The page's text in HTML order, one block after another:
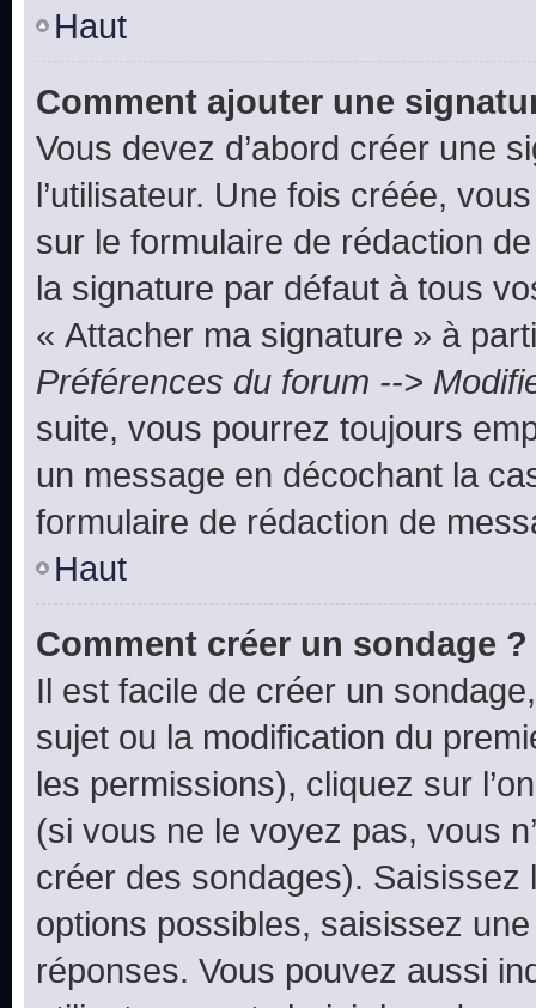
Haut
Comment ajouter une
Vous devez d’abord créer une
l’utilisateur. Une fois créée,
sur le formulaire de rédaction
la signature par défaut à tous
« Attacher ma signature » à
Préférences du forum -->
suite, vous pourrez toujours
un message en décochant la
formulaire de rédaction de
Haut
Comment créer un sondage ?
Il est facile de créer un
sujet ou la modification du
les permissions), cliquez sur
(si vous ne le voyez pas, vous
créer des sondages).
options possibles, saisissez
réponses. Vous pouvez aussi